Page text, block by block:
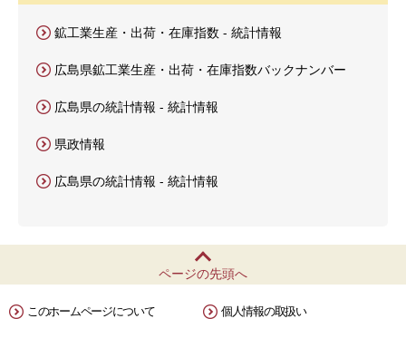
鉱工業生産・出荷・在庫指数 - 統計情報
広島県鉱工業生産・出荷・在庫指数バックナンバー
広島県の統計情報 - 統計情報
県政情報
広島県の統計情報 - 統計情報
ページの先頭へ
このホームページについて 個人情報の取扱い